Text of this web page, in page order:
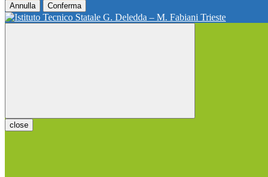
Annulla Conferma
close